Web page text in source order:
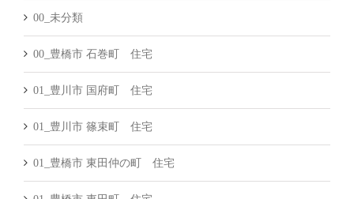
00_未分類
00_豊橋市 石巻町 住宅
01_豊川市 国府町 住宅
01_豊川市 篠束町 住宅
01_豊橋市 東田仲の町 住宅